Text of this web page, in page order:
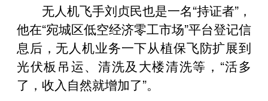
无人机飞手刘贞民也是一名“持证者”，
他在“宛城区低空经济零工市场”平台登记信
息后，无人机业务一下从植保飞防扩展到
光伏板吊运、清洗及大楼清洗等，“活多
了，收入自然就增加了”。